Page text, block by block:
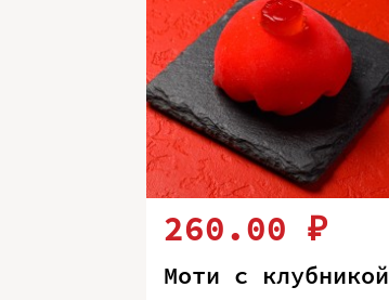
260.00 ₽
Моти с клубникой